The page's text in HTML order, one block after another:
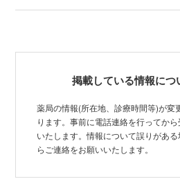
掲載している情報につ
薬局の情報(所在地、診療時間等)が変
ります。事前に電話連絡を行ってか
いたします。情報について誤りがあ
らご連絡をお願いいたします。